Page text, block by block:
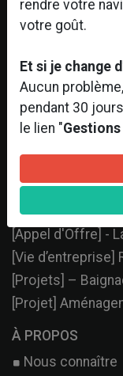
[Lancement
[VIE
[Appel d'Offre] -
[Vie d’entreprise]
[Projets] –
[Projet]
À PROPOS
Nous connaître
rendre votre
votre goût.
Et si je change
Aucun
pendant 30
le lien "